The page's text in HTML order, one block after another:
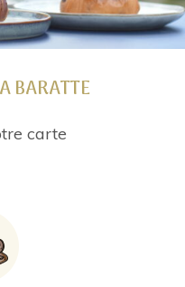
BARATTE
carte